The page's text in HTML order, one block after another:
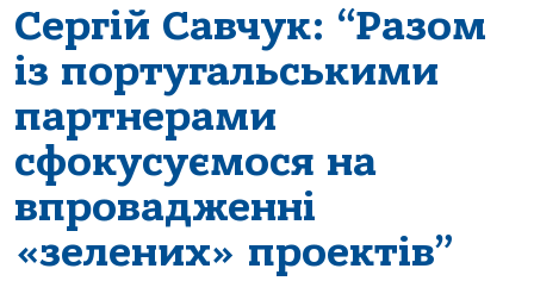
Сергій Савчук: “Разом
із португальськими
партнерами
сфокусуємося на
впровадженні
«зелених» проектів”